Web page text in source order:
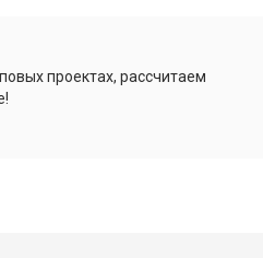
проектах, рассчитаем